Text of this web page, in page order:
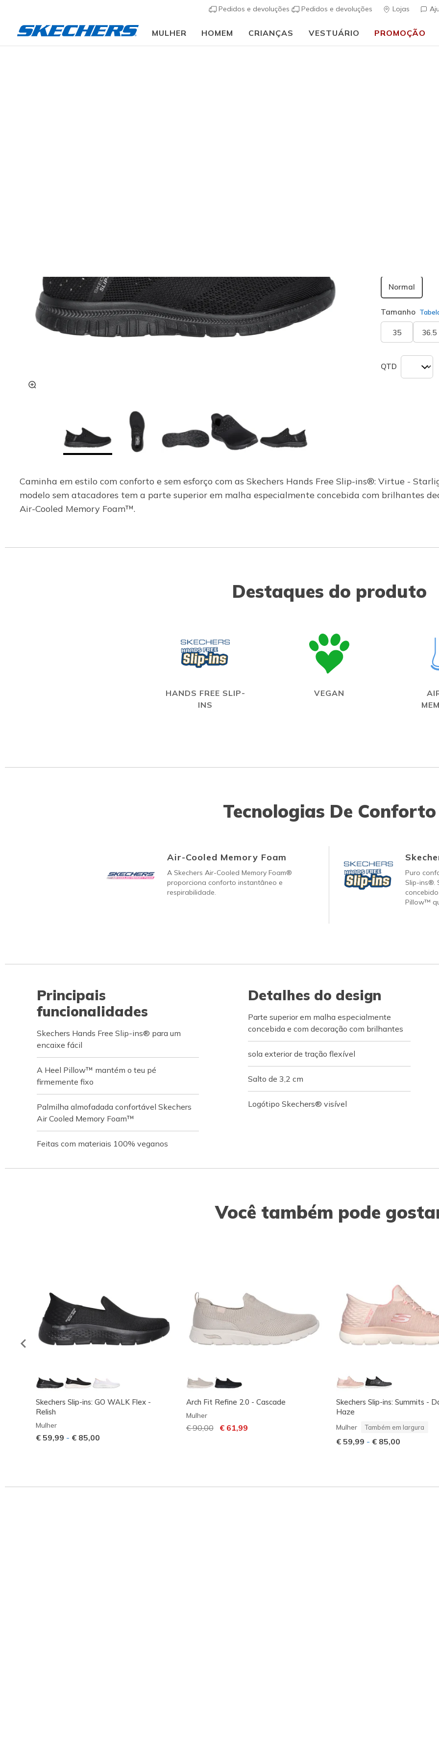
Pedidos e devoluções Pedidos e devoluções Lojas
MULHER HOMEM CRIANÇAS VESTUÁRIO PROMOÇÃO
Normal
Tamanho
35 36.5
QTD
Caminha em estilo com conforto e sem esforço com as Skechers Hands Free Slip-ins®: Virtue -
modelo sem atacadores tem a parte superior em malha especialmente concebida com brilhantes
Air-Cooled Memory Foam™.
Destaques do produto
HANDS FREE SLIP-
INS
VEGAN
Tecnologias De Conforto
Air-Cooled Memory Foam
A Skechers Air-Cooled Memory Foam®
proporciona conforto instantâneo e
respirabilidade.
Puro
Slip-ins®.
Pillow™
Principais
funcionalidades
Skechers Hands Free Slip-ins® para um
encaixe fácil
A Heel Pillow™ mantém o teu pé
firmemente fixo
Palmilha almofadada confortável Skechers
Air Cooled Memory Foam™
Feitas com materiais 100% veganos
Detalhes do design
Parte superior em malha especialmente
concebida e com decoração com brilhantes
sola exterior de tração flexível
Salto de 3,2 cm
Logótipo Skechers® visível
Você também pode
Skechers Slip-ins: GO WALK Flex -
Relish
Mulher
€ 59,99 - € 85,00
Arch Fit Refine 2.0 - Cascade
Mulher
Preço com desconto de
€ 90,00para
€ 61,99
Skechers Slip-ins: Summits -
Haze
Mulher Também em largura
€ 59,99 - € 85,00